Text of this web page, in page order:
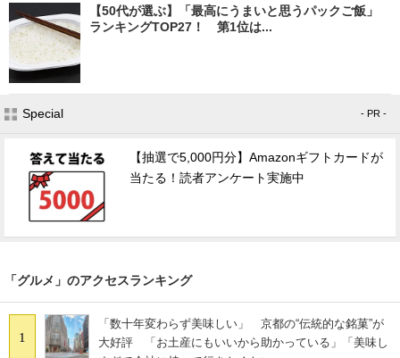
【50代が選ぶ】「最高にうまいと思うパックご飯」
ランキングTOP27！ 第1位は...
Special - PR -
【抽選で5,000円分】Amazonギフトカードが
当たる！読者アンケート実施中
「グルメ」のアクセスランキング
1
「数十年変わらず美味しい」 京都の“伝統的な銘菓”が
大好評 「お土産にもいいから助かっている」「美味し